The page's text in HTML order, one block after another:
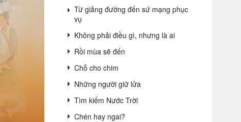
Từ giảng đường đến sứ mạng phục
vụ
Không phải điều gì, nhưng là ai
Rồi mùa sẽ đến
Chỗ cho chim
Những người giữ lửa
Tìm kiếm Nước Trời
Chén hay ngai?